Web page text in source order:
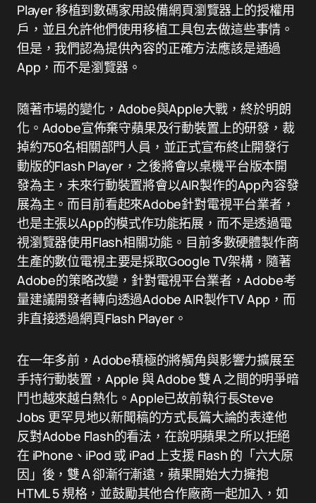
Player 移植到數碼家用設備網頁瀏覽器上的授權用
戶，並且允許他們使用移植工具包去做這些事情。
但是，我們認為提供內容的正確方法應該是通過
App，而不是瀏覽器。
隨著巿場的變化，Adobe與Apple大戰，終於明朗
化。Adobe宣佈棄守蘋果及行動裝置上的研發，裁
掉約750名相關部門人員，並正式宣布終止開發行
動版的Flash Player，之後將會以桌機平台版本開
發為主，未來行動裝置將會以AIR製作的App內容發
展為主。而目前看起來Adobe針對電視平台業者，
也是主張以App的模式作功能拓展，而不是透過電
視瀏覽器使用Flash相關功能。目前多數硬體製作商
生產的數位電視主要是採取Google TV架構，隨著
Adobe的策略改變，針對電視平台業者，Adobe考
量建議開發者轉向透過Adobe AIR製作TV App，而
非直接透過網頁Flash Player。
在一年多前，Adobe積極的將觸角與影響力擴展至
手持行動裝置，Apple 與 Adobe 雙Ａ之間的明爭暗
鬥也越來越白熱化。Apple已故前執行長Steve
Jobs 更罕見地以新聞稿的方式長篇大論的表達他
反對Adobe Flash的看法，在說明蘋果之所以拒絕
在 iPhone、iPod 或 iPad 上支援 Flash 的「六大原
因」後，雙Ａ卻漸行漸遠，蘋果開始大力擁抱
HTML 5 規格，並鼓勵其他合作廠商一起加入，如